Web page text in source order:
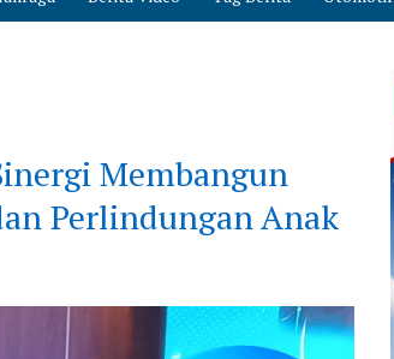
Membangun
Perlindungan Anak